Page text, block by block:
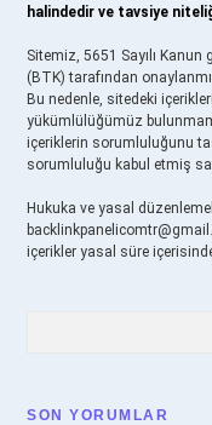
halindedir ve tavsiye
Sitemiz, 5651 Sayılı
(BTK) tarafından
Bu nedenle, sitedeki
yükümlülüğümüz
içeriklerin sorumluluğunu
sorumluluğu kabul etmiş
Hukuka ve yasal
içerikler yasal süre
SON YORUMLAR